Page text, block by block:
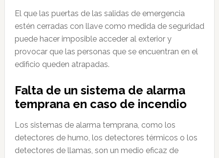
El que las puertas de las salidas de emergencia
estén cerradas con llave como medida de seguridad
puede hacer imposible acceder al exterior y
provocar que las personas que se encuentran en el
edificio queden atrapadas.
Falta de un sistema de alarma
temprana en caso de incendio
Los sistemas de alarma temprana, como los
detectores de humo, los detectores térmicos o los
detectores de llamas, son un medio eficaz de